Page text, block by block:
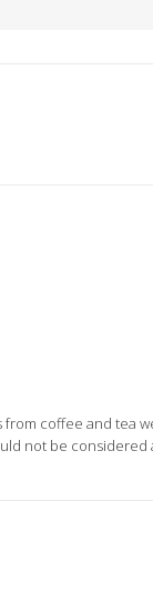
from coffee and tea
not be considered